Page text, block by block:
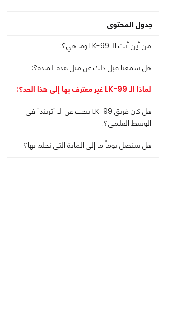
جدول المحتوى
من أين أتت الـ LK-99 وما هي؟:
هل سمعنا قبل ذلك عن مثل هذه المادة؟:
لماذا الـ LK-99 غير معترف بها إلى هذا الحد؟:
هل كان فريق LK-99 يبحث عن الـ "تريند" في
الوسط العلمي؟:
هل سنصل يوماً ما إلى المادة التي نحلم بها؟